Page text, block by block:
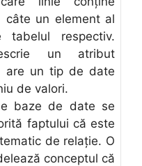
câte un element al
tabelul respectiv.
un atribut
are un tip de date
de valori.
baze de date se
faptului că este
de relaţie. O
conceptul că